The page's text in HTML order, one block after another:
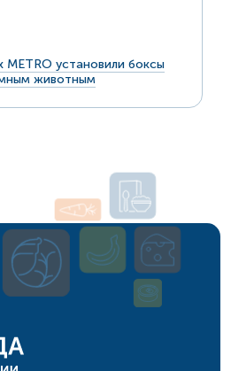
METRO установили боксы
животным